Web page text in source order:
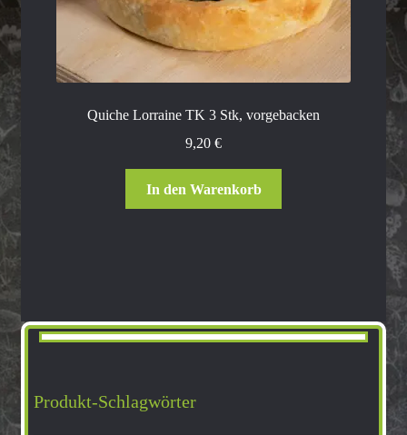
Quiche Lorraine TK 3 Stk, vorgebacken
9,20 €
In den Warenkorb
Produkt-Schlagwörter